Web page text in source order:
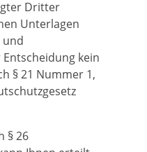
Dritter
Unterlagen
und
kein
§ 21 Nummer 1,
§ 26